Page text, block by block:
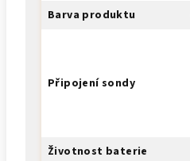
Barva produktu
Připojení sondy
Životnost baterie